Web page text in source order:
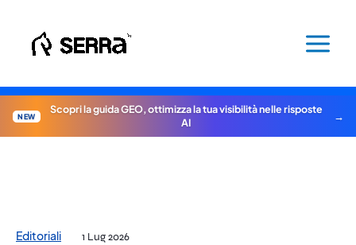
contenuto
NEW
Scopri la guida GEO, ottimizza la tua visibilità nelle risposte
AI
Editoriali 1 Lug 2026